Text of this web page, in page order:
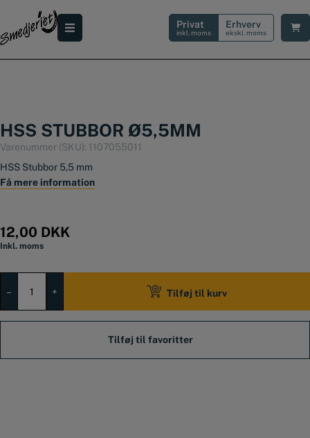
indholdet
Privat
inkl. moms
Erhverv
ekskl. moms
HSS STUBBOR Ø5,5MM
Varenummer (SKU): 1107055011
HSS Stubbor 5,5 mm
Få mere information
12,00 DKK
Inkl. moms
–
stubbor
antal
+ Tilføj til kurv